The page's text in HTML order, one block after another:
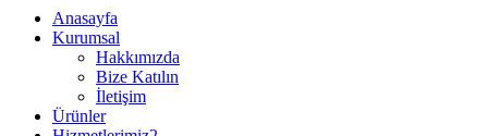
Anasayfa
Kurumsal
Hakkımızda
Bize Katılın
İletişim
Ürünler